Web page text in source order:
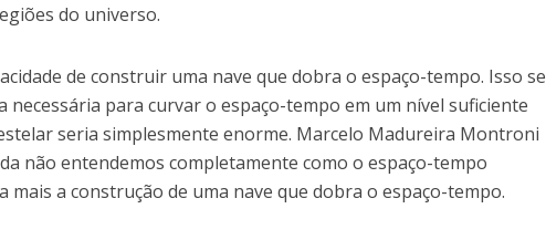
do universo.
de construir uma nave que dobra o espaço-tempo. Isso se
necessária para curvar o espaço-tempo em um nível suficiente
seria simplesmente enorme. Marcelo Madureira Montroni
não entendemos completamente como o espaço-tempo
mais a construção de uma nave que dobra o espaço-tempo.